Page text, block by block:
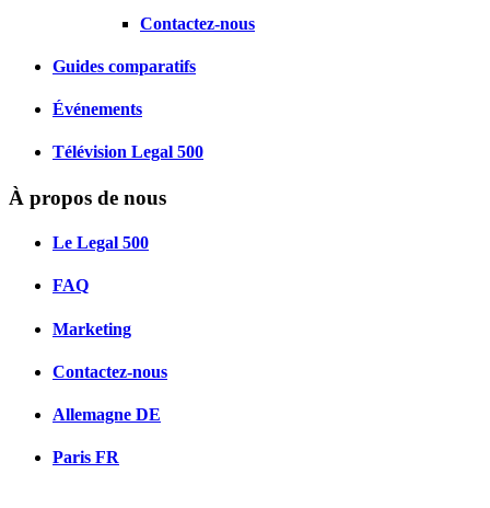
Contactez-nous
Guides comparatifs
Événements
Télévision Legal 500
À propos de nous
Le Legal 500
FAQ
Marketing
Contactez-nous
Allemagne DE
Paris FR